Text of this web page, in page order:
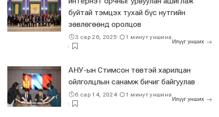
буйтай тэмцэх тухай бүс нутгийн
зөвлөгөөнд оролцов
3 сар 26, 2025 1 минут уншина
Илүүг унших
АНУ-ын Стимсон төвтэй харилцан
ойлголцлын санамж бичиг байгуулав
6 сар 14, 2024 1 минут уншина
Илүүг унших